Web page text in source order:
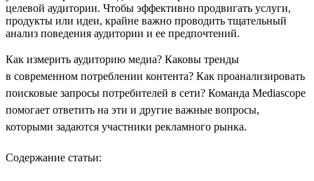
целевой аудитории. Чтобы эффективно продвигать услуги,
продукты или идеи, крайне важно проводить тщательный
анализ поведения аудитории и ее предпочтений.
Как измерить аудиторию медиа? Каковы тренды
в современном потреблении контента? Как проанализировать
поисковые запросы потребителей в сети? Команда Mediascope
помогает ответить на эти и другие важные вопросы,
которыми задаются участники рекламного рынка.
Содержание статьи: